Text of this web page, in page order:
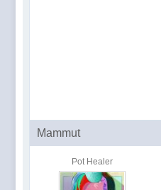
Mammut
Pot Healer